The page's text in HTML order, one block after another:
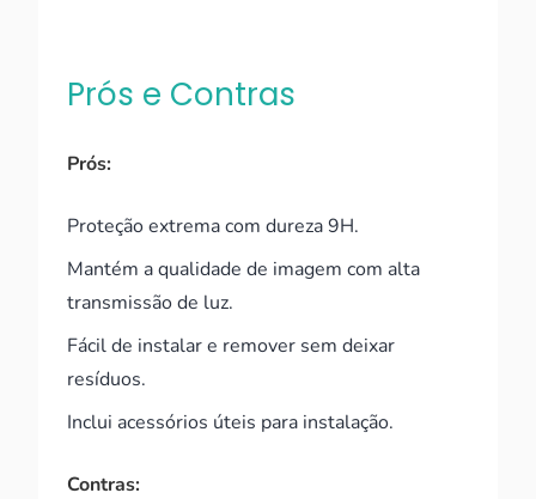
Prós e Contras
Prós:
Proteção extrema com dureza 9H.
Mantém a qualidade de imagem com alta
transmissão de luz.
Fácil de instalar e remover sem deixar
resíduos.
Inclui acessórios úteis para instalação.
Contras: